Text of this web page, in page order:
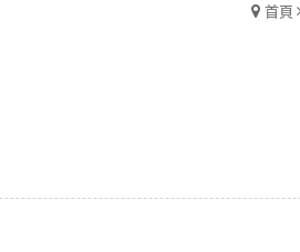
首頁